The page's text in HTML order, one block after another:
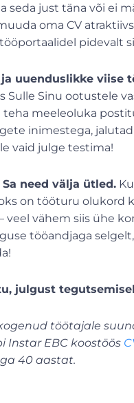
seda just täna või ei
oma CV
pidevalt
uuenduslikke viise
Sulle Sinu ootustele
meeleoluka
inimestega,
vaid julge testima!
need välja ütled.
on tööturu olukord
vähem siis ühe
tööandjaga
julgust
töötajale
Instar EBC koostöös
40 aastat.